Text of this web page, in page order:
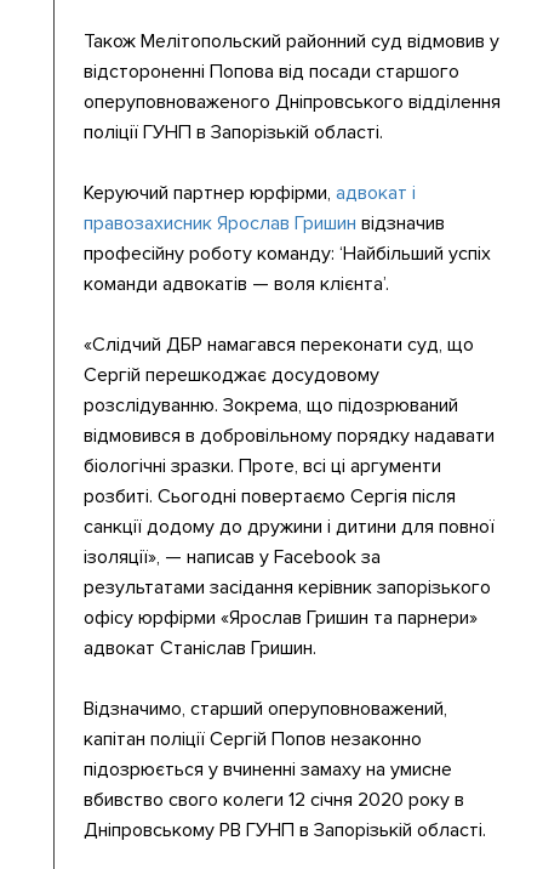
Також Мелітопольский районний суд відмовив у
відстороненні Попова від посади старшого
оперуповноваженого Дніпровського відділення
поліції ГУНП в Запорізькій області.
Керуючий партнер юрфірми,адвокат і
правозахисник Ярослав Гришин відзначив
професійну роботу команду: ‘Найбільший успіх
команди адвокатів — воля клієнта’.
«Слідчий ДБР намагався переконати суд, що
Сергій перешкоджає досудовому
розслідуванню. Зокрема, що підозрюваний
відмовився в добровільному порядку надавати
біологічні зразки. Проте, всі ці аргументи
розбиті. Сьогодні повертаємо Сергія після
санкції додому до дружини і дитини для повної
ізоляції», — написав у Facebook за
результатами засідання керівник запорізького
офісу юрфірми «Ярослав Гришин та парнери»
адвокат Станіслав Гришин.
Відзначимо, старший оперуповноважений,
капітан поліції Сергій Попов незаконно
підозрюється у вчиненні замаху на умисне
вбивство свого колеги 12 січня 2020 року в
Дніпровському РВ ГУНП в Запорізькій області.